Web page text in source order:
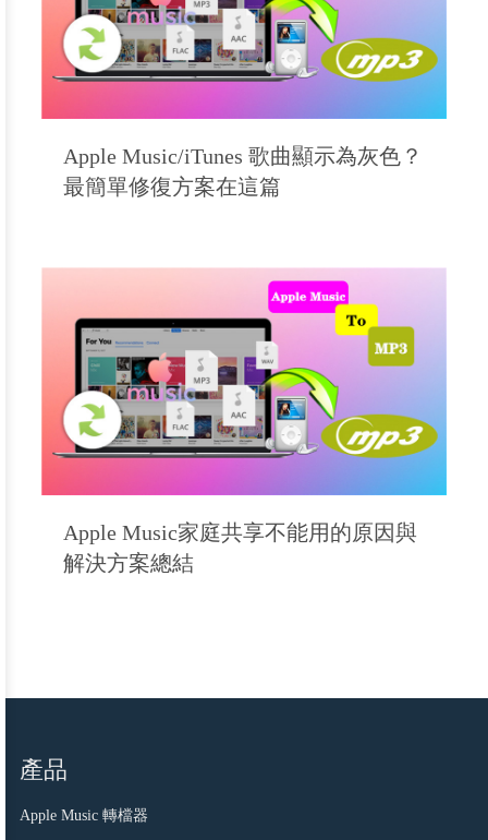
Apple Music/iTunes 歌曲顯示為灰色？
最簡單修復方案在這篇
Apple Music家庭共享不能用的原因與
解決方案總結
產品
Apple Music 轉檔器